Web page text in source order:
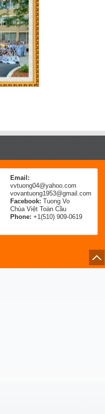
Email:
vvtuong04@yahoo.com
vovantuong1953@gmail.com
Facebook: Tuong Vo
Chùa Việt Toàn Cầu
Phone: +1(510) 909-0619